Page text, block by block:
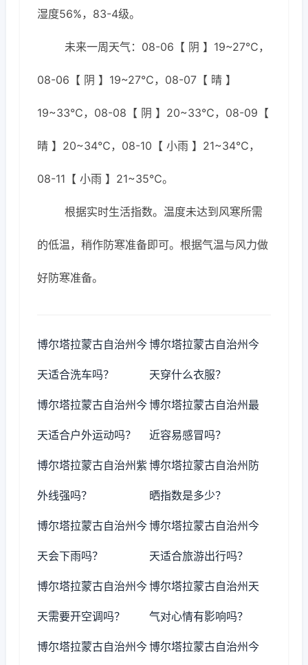
湿度56%，83-4级。
未来一周天气：08-06【 阴 】19~27℃，
08-06【 阴 】19~27℃，08-07【 晴 】
19~33℃，08-08【 阴 】20~33℃，08-09【
晴 】20~34℃，08-10【 小雨 】21~34℃，
08-11【 小雨 】21~35℃。
根据实时生活指数。温度未达到风寒所需
的低温，稍作防寒准备即可。根据气温与风力做
好防寒准备。
博尔塔拉蒙古自治州今
天适合洗车吗？
博尔塔拉蒙古自治州今
天穿什么衣服？
博尔塔拉蒙古自治州今
天适合户外运动吗？
博尔塔拉蒙古自治州最
近容易感冒吗？
博尔塔拉蒙古自治州紫
外线强吗？
博尔塔拉蒙古自治州防
晒指数是多少？
博尔塔拉蒙古自治州今
天会下雨吗？
博尔塔拉蒙古自治州今
天适合旅游出行吗？
博尔塔拉蒙古自治州今
天需要开空调吗？
博尔塔拉蒙古自治州天
气对心情有影响吗？
博尔塔拉蒙古自治州今博尔塔拉蒙古自治州今